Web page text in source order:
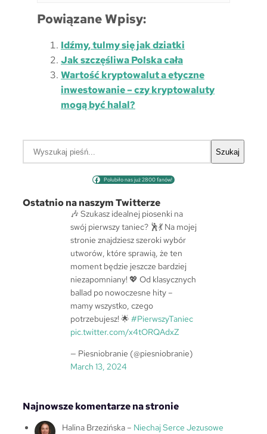
Powiązane Wpisy:
Idźmy, tulmy się jak dziatki
Jak szczęśliwa Polska cała
Wartość kryptowalut a etyczne
inwestowanie – czy kryptowaluty
mogą być halal?
a
Szukaj
Polubiło nas już 2800 fanów!
Ostatnio na naszym Twitterze
🎶 Szukasz idealnej piosenki na
swój pierwszy taniec? 🕺💃 Na mojej
stronie znajdziesz szeroki wybór
utworów, które sprawią, że ten
moment będzie jeszcze bardziej
niezapomniany! 💖 Od klasycznych
ballad po nowoczesne hity –
mamy wszystko, czego
potrzebujesz! 🌟 #PierwszyTaniec
pic.twitter.com/x4tORQAdxZ
— Piesniobranie (@piesniobranie)
March 13, 2024
Najnowsze komentarze na stronie
Halina Brzezińska– Niechaj Serce Jezusowe